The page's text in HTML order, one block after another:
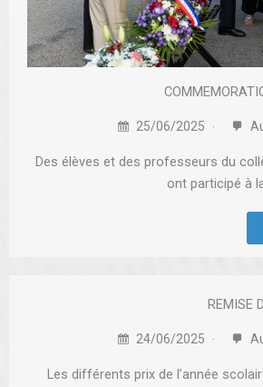
25/06/2025
Des élèves et des professeurs du
ont participé à
REMISE
24/06/2025
Les différents prix de l’année